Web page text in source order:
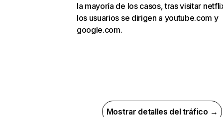
la mayoría de los casos, tras visitar
los usuarios se dirigen a youtube.com y
google.com.
Mostrar detalles del tráfico →